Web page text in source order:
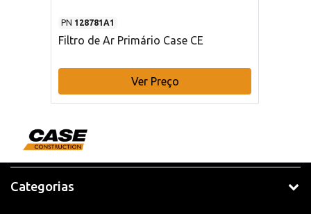
PN 128781A1
Filtro de Ar Primário Case CE
Ver Preço
Categorias